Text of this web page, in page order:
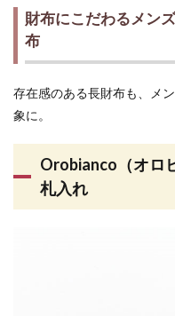
財布にこだわるメン
布
存在感のある長財布も、メ
象に。
Orobianco（オロ
札入れ